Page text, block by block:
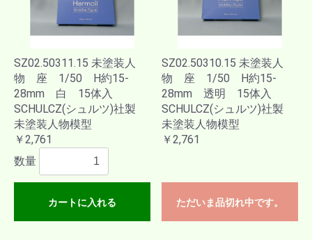
SZ02.50311.15 未塗装人
物 座 1/50 H約15-
28mm 白 15体入
SCHULCZ(シュルツ)社製
未塗装人物模型
￥2,761
数量
カートに入れる
SZ02.50310.15 未塗装人
物 座 1/50 H約15-
28mm 透明 15体入
SCHULCZ(シュルツ)社製
未塗装人物模型
￥2,761
ただいま品切れ中です。